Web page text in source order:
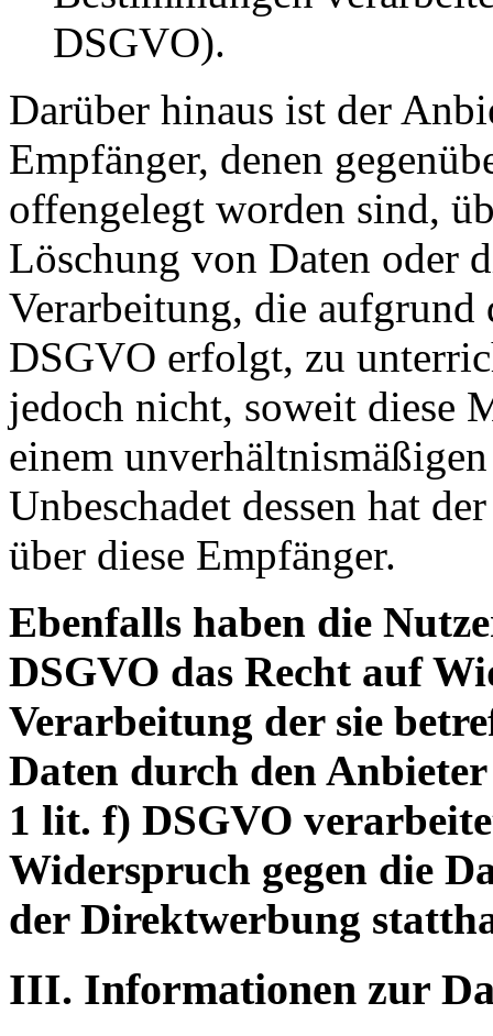
DSGVO).
Darüber hinaus ist der
Empfänger, denen
offengelegt worden sind,
Löschung von Daten oder
Verarbeitung, die
DSGVO erfolgt, zu
jedoch nicht, soweit diese
einem
Unbeschadet dessen hat
über diese Empfänger.
Ebenfalls haben die
DSGVO das Recht auf
Verarbeitung der sie
Daten durch den
1 lit. f) DSGVO
Widerspruch gegen die
der Direktwerbung
III. Informationen zur